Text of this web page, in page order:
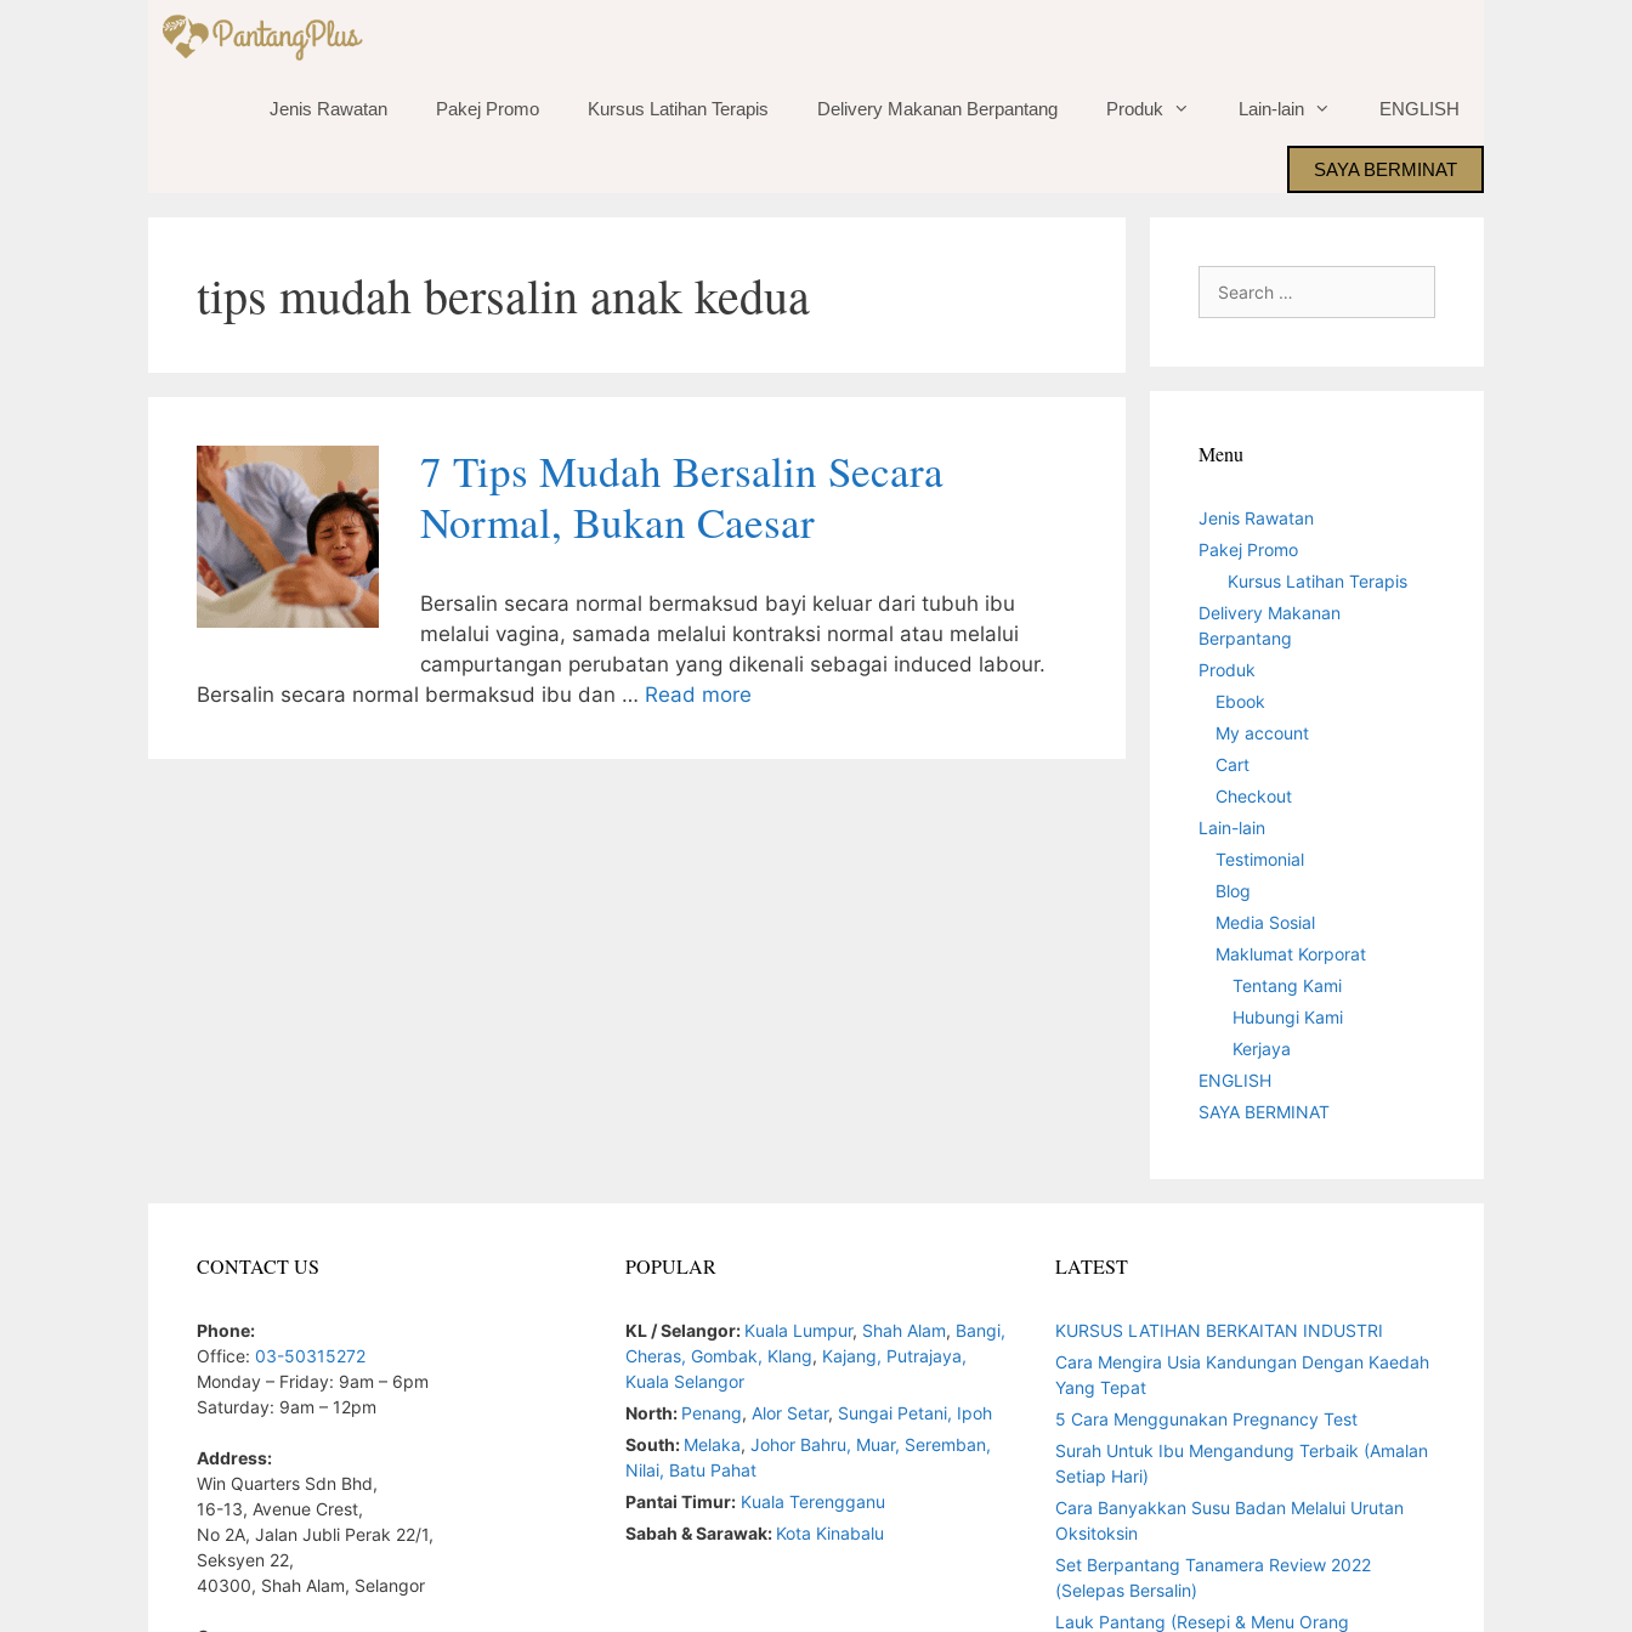
Jenis Rawatan Pakej Promo Kursus Latihan Terapis Delivery Makanan Berpantang Produk Lain-lain ENGLISH
SAYA BERMINAT
tips mudah bersalin anak kedua
7 Tips Mudah Bersalin Secara
Normal, Bukan Caesar
Bersalin secara normal bermaksud bayi keluar dari tubuh ibu
melalui vagina, samada melalui kontraksi normal atau melalui
campurtangan perubatan yang dikenali sebagai induced labour.
Bersalin secara normal bermaksud ibu dan … Read more
for:
Menu
Jenis Rawatan
Pakej Promo
Kursus Latihan Terapis
Delivery Makanan
Berpantang
Produk
Ebook
My account
Cart
Checkout
Lain-lain
Testimonial
Blog
Media Sosial
Maklumat Korporat
Tentang Kami
Hubungi Kami
Kerjaya
ENGLISH
SAYA BERMINAT
CONTACT US
Phone:
Office: 03-50315272
Monday – Friday: 9am – 6pm
Saturday: 9am – 12pm
Address:
Win Quarters Sdn Bhd,
16-13, Avenue Crest,
No 2A, Jalan Jubli Perak 22/1,
Seksyen 22,
40300, Shah Alam, Selangor
POPULAR
KL / Selangor: Kuala Lumpur, Shah Alam, Bangi,
Cheras, Gombak, Klang, Kajang, Putrajaya,
Kuala Selangor
North: Penang,Alor Setar, Sungai Petani, Ipoh
South: Melaka,Johor Bahru, Muar, Seremban,
Nilai, Batu Pahat
Pantai Timur: Kuala Terengganu
Sabah & Sarawak: Kota Kinabalu
LATEST
KURSUS LATIHAN BERKAITAN INDUSTRI
Cara Mengira Usia Kandungan Dengan Kaedah
Yang Tepat
5 Cara Menggunakan Pregnancy Test
Surah Untuk Ibu Mengandung Terbaik (Amalan
Setiap Hari)
Cara Banyakkan Susu Badan Melalui Urutan
Oksitoksin
Set Berpantang Tanamera Review 2022
(Selepas Bersalin)
Lauk Pantang (Resepi & Menu Orang